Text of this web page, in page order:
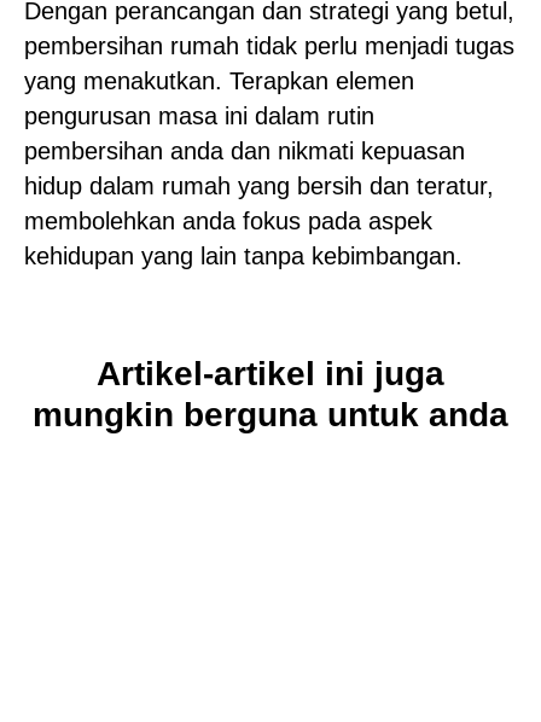
Dengan perancangan dan strategi yang betul,
pembersihan rumah tidak perlu menjadi tugas
yang menakutkan. Terapkan elemen
pengurusan masa ini dalam rutin
pembersihan anda dan nikmati kepuasan
hidup dalam rumah yang bersih dan teratur,
membolehkan anda fokus pada aspek
kehidupan yang lain tanpa kebimbangan.
Artikel-artikel ini juga
mungkin berguna untuk anda